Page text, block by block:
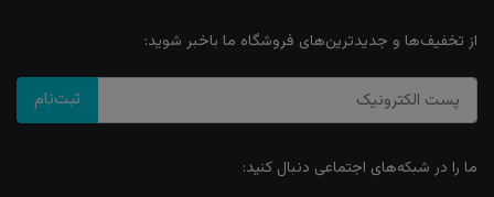
از تخفیف‌ها و جدیدترین‌های فروشگاه ما باخبر شوید:
ثبت‌نام
ما را در شبکه‌های اجتماعی دنبال کنید: